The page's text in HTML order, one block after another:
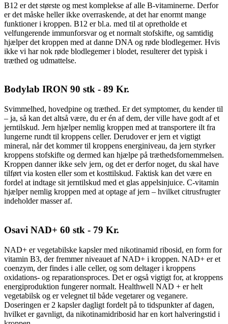
B12 er det største og mest komplekse af alle B-vitaminerne. Derfor
er det måske heller ikke overraskende, at det har enormt mange
funktioner i kroppen. B12 er bl.a. med til at opretholde et
velfungerende immunforsvar og et normalt stofskifte, og samtidig
hjælper det kroppen med at danne DNA og røde blodlegemer. Hvis
ikke vi har nok røde blodlegemer i blodet, resulterer det typisk i
træthed og udmattelse.
Bodylab IRON 90 stk - 89 Kr.
Svimmelhed, hovedpine og træthed. Er det symptomer, du kender til
– ja, så kan det altså være, du er én af dem, der ville have godt af et
jerntilskud. Jern hjælper nemlig kroppen med at transportere ilt fra
lungerne rundt til kroppens celler. Derudover er jern et vigtigt
mineral, når det kommer til kroppens energiniveau, da jern styrker
kroppens stofskifte og dermed kan hjælpe på træthedsfornemmelsen.
Kroppen danner ikke selv jern, og det er derfor noget, du skal have
tilført via kosten eller som et kosttilskud. Faktisk kan det være en
fordel at indtage sit jerntilskud med et glas appelsinjuice. C-vitamin
hjælper nemlig kroppen med at optage af jern – hvilket citrusfrugter
indeholder masser af.
Osavi NAD+ 60 stk - 79 Kr.
NAD+ er vegetabilske kapsler med nikotinamid ribosid, en form for
vitamin B3, der fremmer niveauet af NAD+ i kroppen. NAD+ er et
coenzym, der findes i alle celler, og som deltager i kroppens
oxidations- og reparationsproces. Det er også vigtigt for, at kroppens
energiproduktion fungerer normalt. Healthwell NAD + er helt
vegetabilsk og er velegnet til både vegetarer og veganere.
Doseringen er 2 kapsler dagligt fordelt på to tidspunkter af dagen,
hvilket er gavnligt, da nikotinamidribosid har en kort halveringstid i